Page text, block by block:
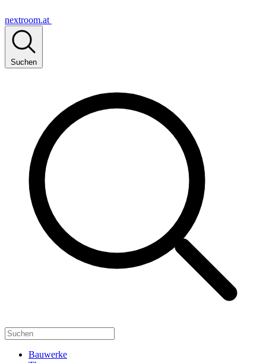
nextroom.at
Suchen
Bauwerke